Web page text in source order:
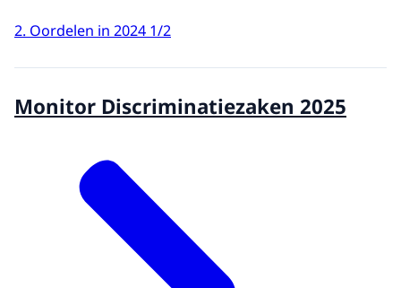
2. Oordelen in 2024 1/2
Monitor Discriminatiezaken 2025